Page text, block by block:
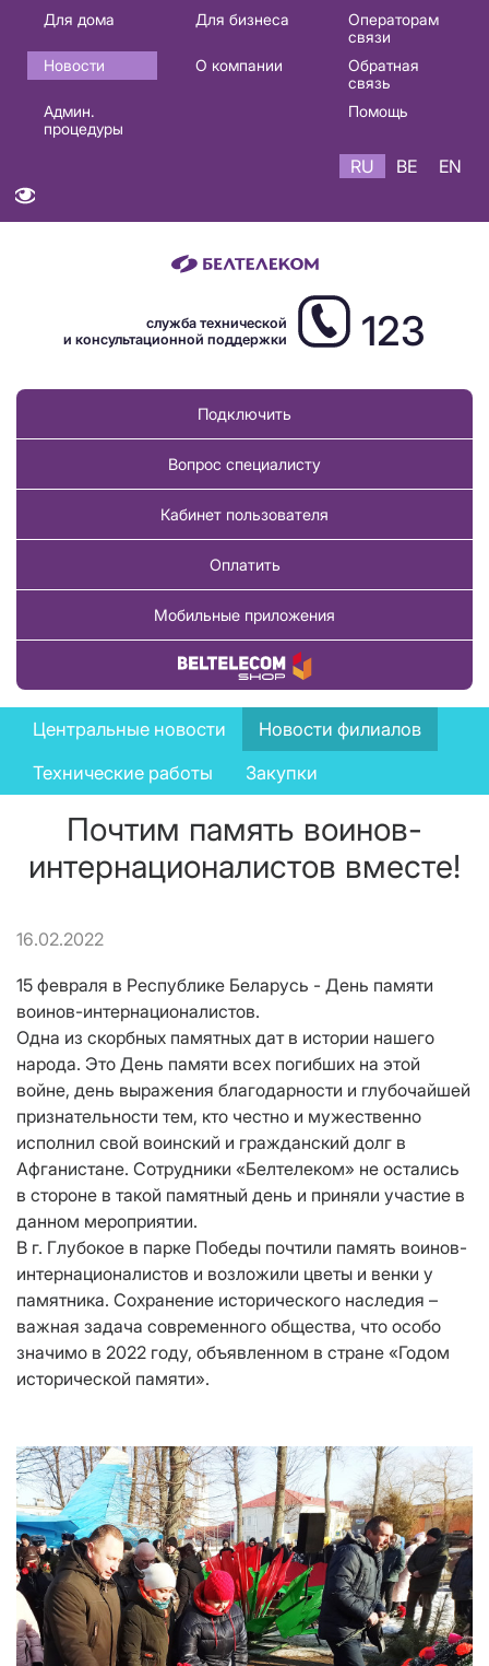
Основная
навигация
RU
Для дома Для бизнеса
Операторам
связи
Новости
О компании
Обратная
связь
Админ.
процедуры
Помощь
RU BE EN
служба технической
и консультационной поддержки
123
Подключить
Вопрос специалисту
Кабинет пользователя
Оплатить
Мобильные приложения
Купить товар
News
menu
Центральные новости
Новости филиалов
Технические работы
Закупки
Почтим память воинов-
интернационалистов вместе!
16.02.2022
15 февраля в Республике Беларусь - День памяти
воинов-интернационалистов.
Одна из скорбных памятных дат в истории нашего
народа. Это День памяти всех погибших на этой
войне, день выражения благодарности и глубочайшей
признательности тем, кто честно и мужественно
исполнил свой воинский и гражданский долг в
Афганистане. Сотрудники «Белтелеком» не остались
в стороне в такой памятный день и приняли участие в
данном мероприятии.
В г. Глубокое в парке Победы почтили память воинов-
интернационалистов и возложили цветы и венки у
памятника. Сохранение исторического наследия –
важная задача современного общества, что особо
значимо в 2022 году, объявленном в стране «Годом
исторической памяти».